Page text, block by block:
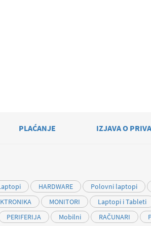
PLAĆANJE IZJAVA O
HARDWARE
Polovni laptopi
MONITORI
Laptopi i Tableti
PERIFERIJA Mobilni RAČUNARI